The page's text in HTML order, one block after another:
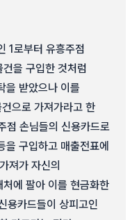
1로부터 유흥주점
을 구입한 것처럼
을 받았으나 이를
으로 가져가라고 한
점 손님들의 신용카드로
구입하고 매출전표에
져가 자신의
에 팔아 이를 현금화한
용카드들이 상피고인